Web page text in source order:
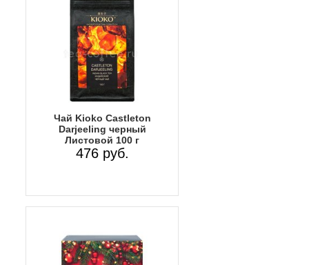
Чай Kioko Castleton
Darjeeling черный
Листовой 100 г
476 руб.